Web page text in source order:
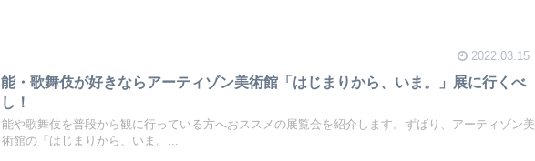
2022.03.15
能・歌舞伎が好きならアーティゾン美術館「はじまりから、いま。」展に行くべ
し！
能や歌舞伎を普段から観に行っている方へおススメの展覧会を紹介します。ずばり、アーティゾン美
術館の「はじまりから、いま。...